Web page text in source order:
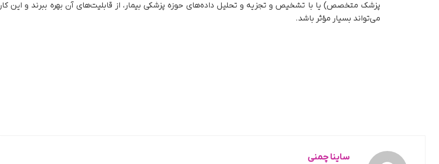
پزشک متخصص) یا با تشخیص و تجزیه و تحلیل داده‌های حوزه پزشکی بیمار، از قابلیت‌های آن بهره ببرند و این کار
می‌تواند بسیار مؤثر باشد.
ساینا چمنی